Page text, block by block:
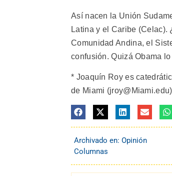
Así nacen la Unión
Latina y el Caribe (Celac).
Comunidad Andina, el
confusión. Quizá Obama
* Joaquín Roy es
de Miami
Archivado en: Opinión
Columnas